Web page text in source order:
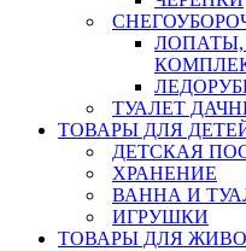
ТУАЛЕТ
ТОВАРЫ ДЛЯ
ДЕТСКАЯ
ХРАНЕНИЕ
ВАННА И
ИГРУШКИ
ТОВАРЫ ДЛЯ